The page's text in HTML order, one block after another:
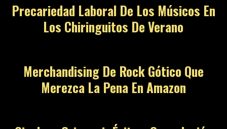
Precariedad Laboral De Los Músicos En
Los Chiringuitos De Verano
Merchandising De Rock Gótico Que
Merezca La Pena En Amazon